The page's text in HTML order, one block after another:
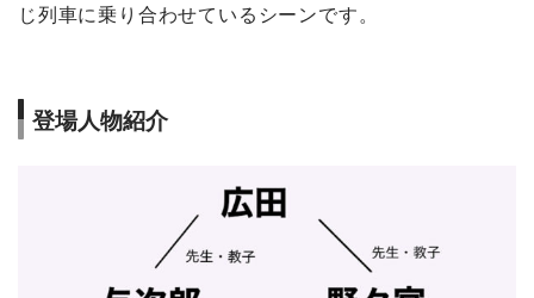
じ列車に乗り合わせているシーンです。
登場人物紹介